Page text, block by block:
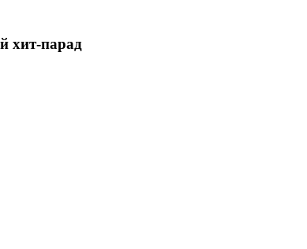
хит-парад